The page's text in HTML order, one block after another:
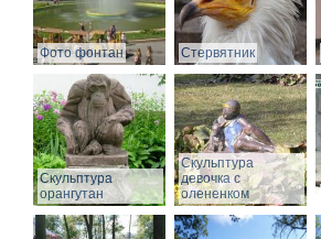
Фото фонтан Стервятник
Скульптура
орангутан
Скульптура
девочка с
олененком